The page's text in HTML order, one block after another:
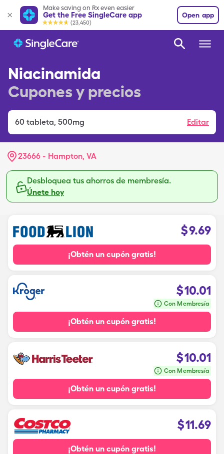
Make saving on Rx even easier
Get the Free SingleCare app
(23,450)
Open app
Niacinamida
Cupones y precios
60 tableta, 500mg Editar
23666 - Hampton, VA
Desbloquea tus ahorros de membresía.
Únete hoy
$9.69
¡Obtén un cupón gratis!
$10.01
Con Membresía
¡Obtén un cupón gratis!
$10.01
Con Membresía
¡Obtén un cupón gratis!
$11.69
¡Obtén un cupón gratis!